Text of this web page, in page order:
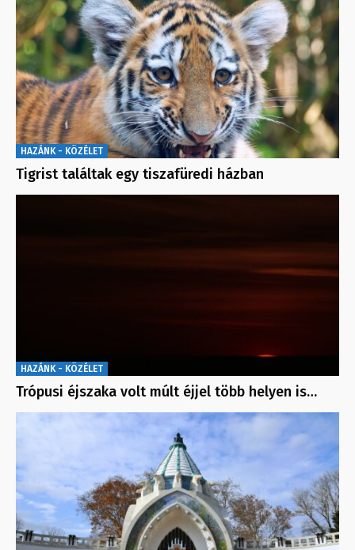
HAZÁNK - KÖZÉLET
Tigrist találtak egy tiszafüredi házban
HAZÁNK - KÖZÉLET
Trópusi éjszaka volt múlt éjjel több helyen is…